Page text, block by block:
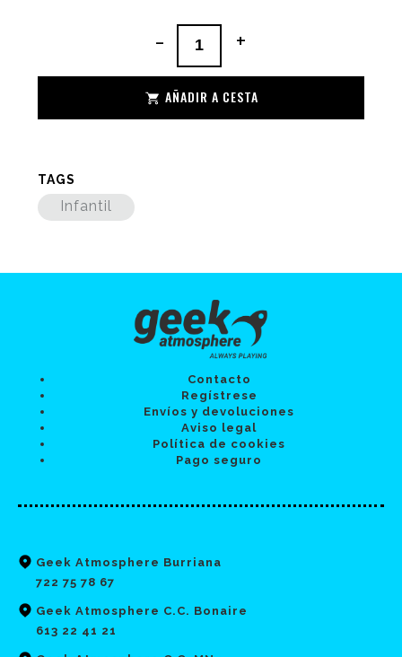
- +
AÑADIR A CESTA
TAGS
Infantil
Contacto
Regístrese
Envíos y devoluciones
Aviso legal
Política de cookies
Pago seguro
Geek Atmosphere Burriana
722 75 78 67
Geek Atmosphere C.C. Bonaire
613 22 41 21